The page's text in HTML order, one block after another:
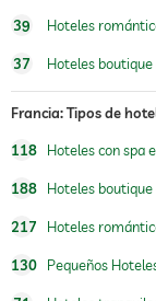
39 Hoteles
37 Hoteles boutique
Francia: Tipos de
118 Hoteles con spa
188 Hoteles boutique
217 Hoteles
130 Pequeños